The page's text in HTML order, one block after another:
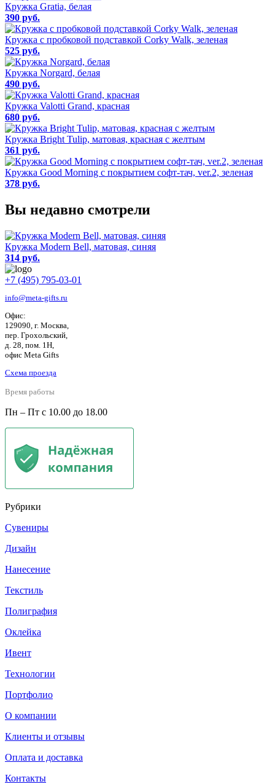
Кружка Gratia, белая
390 руб.
Кружка с пробковой подставкой Corky Walk, зеленая
525 руб.
Кружка Norgard, белая
490 руб.
Кружка Valotti Grand, красная
680 руб.
Кружка Bright Tulip, матовая, красная с желтым
361 руб.
Кружка Good Morning с покрытием софт-тач, ver.2, зеленая
378 руб.
Вы недавно смотрели
Кружка Modern Bell, матовая, синяя
314 руб.
+7 (495) 795-03-01
info@meta-gifts.ru
Офис:
129090, г. Москва,
пер. Грохольский,
д. 28, пом. 1Н,
офис Meta Gifts
Схема проезда
Время работы
Пн – Пт с 10.00 до 18.00
Рубрики
Сувениры
Дизайн
Нанесение
Текстиль
Полиграфия
Оклейка
Ивент
Технологии
Портфолио
О компании
Клиенты и отзывы
Оплата и доставка
Контакты